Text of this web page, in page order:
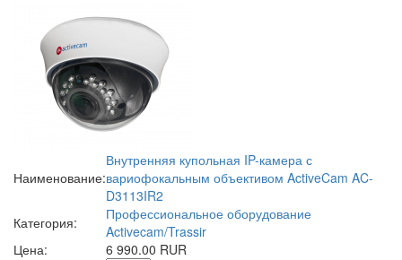
Наименование:
Внутренняя купольная IP-камера с
вариофокальным объективом ActiveCam AC-
D3113IR2
Категория:
Профессиональное оборудование
Activecam/Trassir
Цена:
6 990.00 RUR